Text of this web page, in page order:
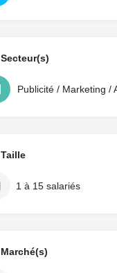
Secteur(s)
Publicité / Marketing /
Taille
1 à 15 salariés
Marché(s)